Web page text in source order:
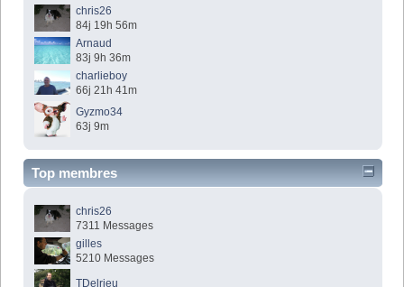
chris26
84j 19h 56m
Arnaud
83j 9h 36m
charlieboy
66j 21h 41m
Gyzmo34
63j 9m
Top membres
chris26
7311 Messages
gilles
5210 Messages
TDelrieu